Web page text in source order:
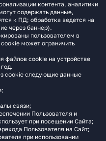
контента, аналитики
содержать данные,
к ПД; обработка ведется на
через баннер).
пользователем в
может ограничить
файлов cookie на устройстве
cookie следующие данные
связи;
Пользователя и
при посещении Сайта;
Пользователя на Сайт;
при использовании